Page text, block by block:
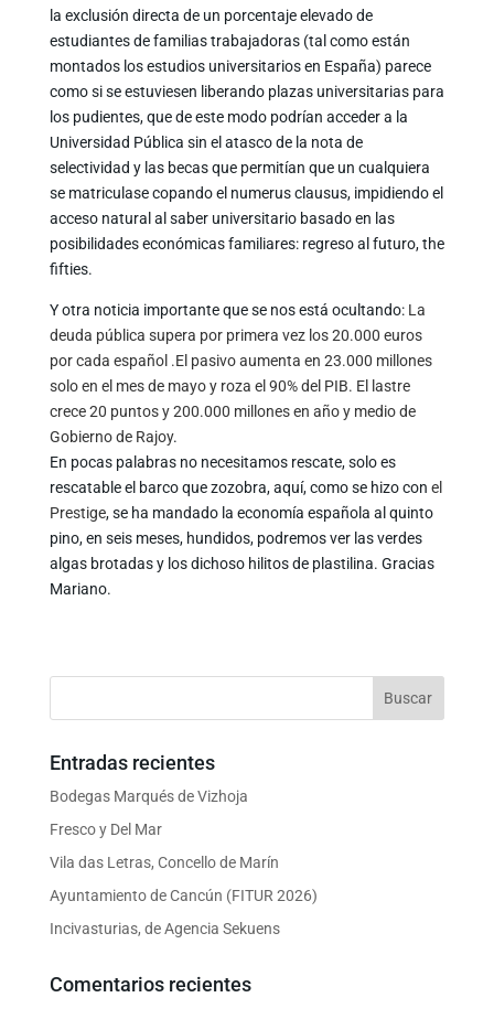
la exclusión directa de un porcentaje elevado de
estudiantes de familias trabajadoras (tal como están
montados los estudios universitarios en España) parece
como si se estuviesen liberando plazas universitarias para
los pudientes, que de este modo podrían acceder a la
Universidad Pública sin el atasco de la nota de
selectividad y las becas que permitían que un cualquiera
se matriculase copando el numerus clausus, impidiendo el
acceso natural al saber universitario basado en las
posibilidades económicas familiares: regreso al futuro, the
fifties.
Y otra noticia importante que se nos está ocultando:La
deuda pública supera por primera vez los 20.000 euros
por cada español .El pasivo aumenta en 23.000 millones
solo en el mes de mayo y roza el 90% del PIB. El lastre
crece 20 puntos y 200.000 millones en año y medio de
Gobierno de Rajoy.
En pocas palabras no necesitamos rescate, solo es
rescatable el barco que zozobra, aquí, como se hizo con el
Prestige, se ha mandado la economía española al quinto
pino, en seis meses, hundidos, podremos ver las verdes
algas brotadas y los dichoso hilitos de plastilina. Gracias
Mariano.
Entradas recientes
Bodegas Marqués de Vizhoja
Fresco y Del Mar
Vila das Letras, Concello de Marín
Ayuntamiento de Cancún (FITUR 2026)
Incivasturias, de Agencia Sekuens
Comentarios recientes